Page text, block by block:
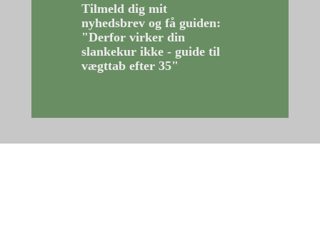
Tilmeld dig mit
nyhedsbrev og få guiden:
"Derfor virker din
slankekur ikke - guide til
vægttab efter 35"